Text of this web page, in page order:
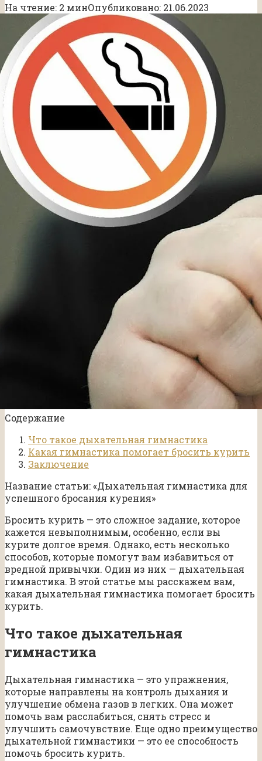
На чтение: 2 минОпубликовано: 21.06.2023
Содержание
Что такое дыхательная гимнастика
Какая гимнастика помогает бросить курить
Заключение
Название статьи: «Дыхательная гимнастика для
успешного бросания курения»
Бросить курить — это сложное задание, которое
кажется невыполнимым, особенно, если вы
курите долгое время. Однако, есть несколько
способов, которые помогут вам избавиться от
вредной привычки. Один из них — дыхательная
гимнастика. В этой статье мы расскажем вам,
какая дыхательная гимнастика помогает бросить
курить.
Что такое дыхательная
гимнастика
Дыхательная гимнастика — это упражнения,
которые направлены на контроль дыхания и
улучшение обмена газов в легких. Она может
помочь вам расслабиться, снять стресс и
улучшить самочувствие. Еще одно преимущество
дыхательной гимнастики — это ее способность
помочь бросить курить.